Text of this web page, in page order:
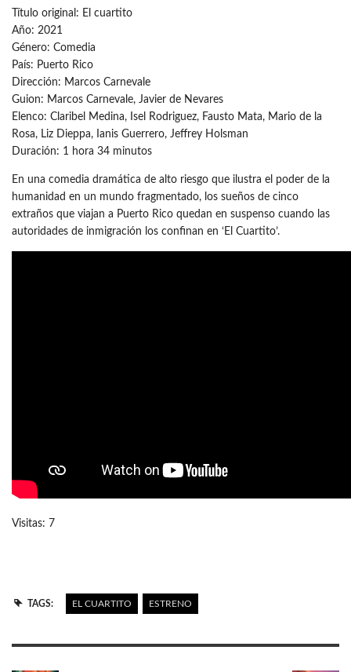
Título original: El cuartito
Año: 2021
Género: Comedia
País: Puerto Rico
Dirección: Marcos Carnevale
Guion: Marcos Carnevale, Javier de Nevares
Elenco: Claribel Medina, Isel Rodriguez, Fausto Mata, Mario de la
Rosa, Liz Dieppa, Ianis Guerrero, Jeffrey Holsman
Duración: 1 hora 34 minutos
En una comedia dramática de alto riesgo que ilustra el poder de la
humanidad en un mundo fragmentado, los sueños de cinco
extraños que viajan a Puerto Rico quedan en suspenso cuando las
autoridades de inmigración los confinan en ‘El Cuartito’.
Visitas: 7
TAGS: EL CUARTITO ESTRENO